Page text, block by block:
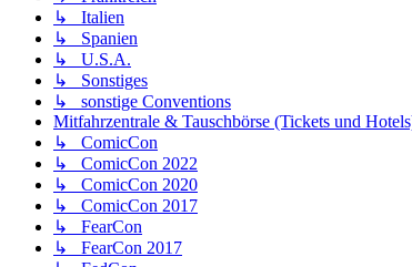
↳ Italien
↳ Spanien
↳ U.S.A.
↳ Sonstiges
↳ sonstige Conventions
Mitfahrzentrale & Tauschbörse (Tickets und
↳ ComicCon
↳ ComicCon 2022
↳ ComicCon 2020
↳ ComicCon 2017
↳ FearCon
↳ FearCon 2017